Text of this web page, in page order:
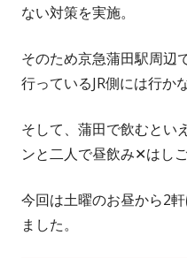
ない対策を実施。
そのため京急蒲田駅周辺
行っているJR側には行か
そして、蒲田で飲むとい
ンと二人で昼飲み✕はしご
今回は土曜のお昼から2
ました。